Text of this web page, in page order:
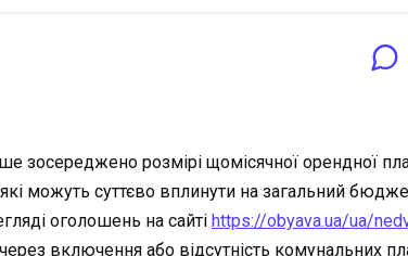
зосереджено розмірі щомісячної орендної
можуть суттєво вплинути на загальний
оголошень на сайті https://obyava.ua/ua/
включення або відсутність комунальних